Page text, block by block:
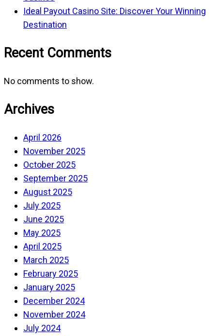
Ideal Payout Casino Site: Discover Your Winning
Destination
Recent Comments
No comments to show.
Archives
April 2026
November 2025
October 2025
September 2025
August 2025
July 2025
June 2025
May 2025
April 2025
March 2025
February 2025
January 2025
December 2024
November 2024
July 2024